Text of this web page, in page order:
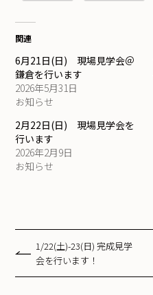
関連
6月21日(日) 現場見学会＠
鎌倉を行います
2026年5月31日
お知らせ
2月22日(日) 現場見学会を
行います
2026年2月9日
お知らせ
1/22(土)-23(日) 完成見学
会を行います！